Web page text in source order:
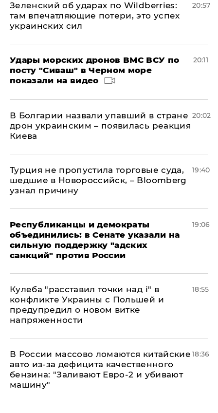
Зеленский об ударах по Wildberries:
там впечатляющие потери, это успех
украинских сил
20:57
Удары морских дронов ВМС ВСУ по
посту "Сиваш" в Черном море
показали на видео
20:11
В Болгарии назвали упавший в стране
дрон украинским – появилась реакция
Киева
20:02
Турция не пропустила торговые суда,
шедшие в Новороссийск, – Bloomberg
узнал причину
19:40
Республиканцы и демократы
объединились: в Сенате указали на
сильную поддержку "адских
санкций" против России
19:06
Кулеба "расставил точки над і" в
конфликте Украины с Польшей и
предупредил о новом витке
напряженности
18:55
В России массово ломаются китайские
авто из-за дефицита качественного
бензина: "Заливают Евро-2 и убивают
машину"
18:36